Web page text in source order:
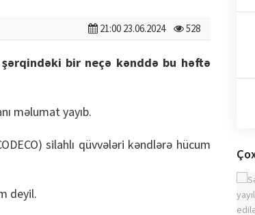
21:00 23.06.2024 528
şərqindəki bir neçə kənddə bu həftə
məlumat yayıb.
silahlı qüvvələri kəndlərə hücum
deyil.